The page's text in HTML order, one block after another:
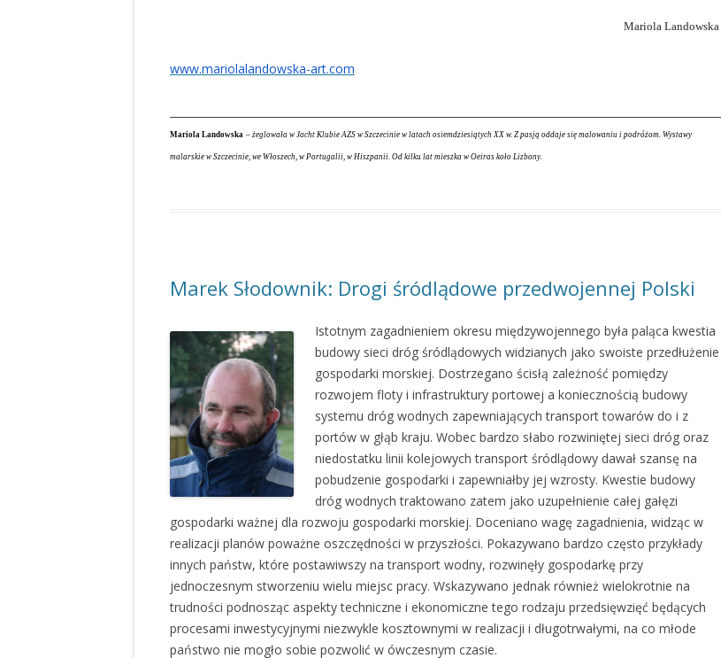
Mariola Landowska
www.mariolalandowska-art.com
Mariola Landowska – żeglowała w Jacht Klubie AZS w Szczecinie w latach osiemdziesiątych XX w. Z pasją oddaje się malowaniu i podróżom. Wystawy
malarskie w Szczecinie, we Włoszech, w Portugalii, w Hiszpanii. Od kilku lat mieszka w Oeiras koło Lizbony.
Marek Słodownik: Drogi śródlądowe przedwojennej Polski
Istotnym zagadnieniem okresu międzywojennego była paląca kwestia
budowy sieci dróg śródlądowych widzianych jako swoiste przedłużenie
gospodarki morskiej. Dostrzegano ścisłą zależność pomiędzy
rozwojem floty i infrastruktury portowej a koniecznością budowy
systemu dróg wodnych zapewniających transport towarów do i z
portów w głąb kraju. Wobec bardzo słabo rozwiniętej sieci dróg oraz
niedostatku linii kolejowych transport śródlądowy dawał szansę na
pobudzenie gospodarki i zapewniałby jej wzrosty. Kwestie budowy
dróg wodnych traktowano zatem jako uzupełnienie całej gałęzi
gospodarki ważnej dla rozwoju gospodarki morskiej. Doceniano wagę zagadnienia, widząc w
realizacji planów poważne oszczędności w przyszłości. Pokazywano bardzo często przykłady
innych państw, które postawiwszy na transport wodny, rozwinęły gospodarkę przy
jednoczesnym stworzeniu wielu miejsc pracy. Wskazywano jednak również wielokrotnie na
trudności podnosząc aspekty techniczne i ekonomiczne tego rodzaju przedsięwzięć będących
procesami inwestycyjnymi niezwykle kosztownymi w realizacji i długotrwałymi, na co młode
państwo nie mogło sobie pozwolić w ówczesnym czasie.